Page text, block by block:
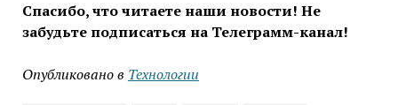
Спасибо, что читаете наши новости! Не
забудьте подписаться на Телеграмм-канал!
Опубликовано в Технологии